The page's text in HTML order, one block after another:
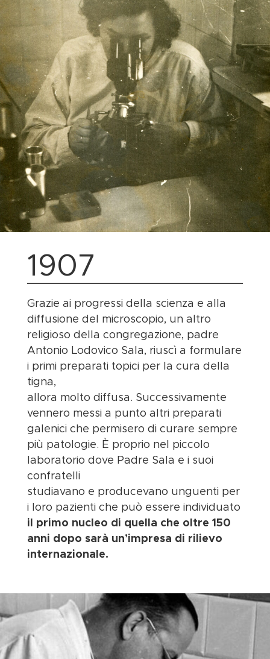
1907
Grazie ai progressi della scienza e alla
diffusione del microscopio, un altro
religioso della congregazione, padre
Antonio Lodovico Sala, riuscì a formulare
i primi preparati topici per la cura della
tigna,
allora molto diffusa. Successivamente
vennero messi a punto altri preparati
galenici che permisero di curare sempre
più patologie. È proprio nel piccolo
laboratorio dove Padre Sala e i suoi
confratelli
studiavano e producevano unguenti per
i loro pazienti che può essere individuato
il primo nucleo di quella che oltre 150
anni dopo sarà un’impresa di rilievo
internazionale.